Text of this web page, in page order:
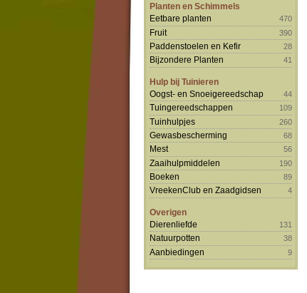
Planten en Schimmels
Eetbare planten
470
Fruit 390
Paddenstoelen en Kefir 28
Bijzondere Planten 41
Hulp bij Tuinieren
Oogst- en Snoeigereedschap
44
Tuingereedschappen 109
Tuinhulpjes 260
Gewasbescherming 68
Mest 56
Zaaihulpmiddelen 190
Boeken 89
VreekenClub en Zaadgidsen 4
Overigen
Dierenliefde
131
Natuurpotten 38
Aanbiedingen 9